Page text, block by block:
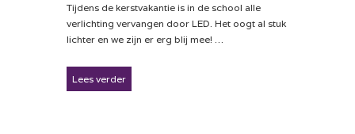
Tijdens de kerstvakantie is in de school alle
verlichting vervangen door LED. Het oogt al stuk
lichter en we zijn er erg blij mee! …
Lees verder